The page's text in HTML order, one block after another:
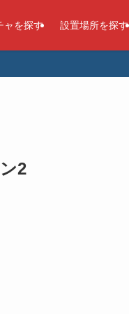
ャを探す 設置場所を探す
2